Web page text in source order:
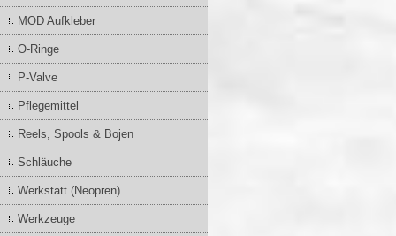
MOD Aufkleber
O-Ringe
P-Valve
Pflegemittel
Reels, Spools & Bojen
Schläuche
Werkstatt (Neopren)
Werkzeuge